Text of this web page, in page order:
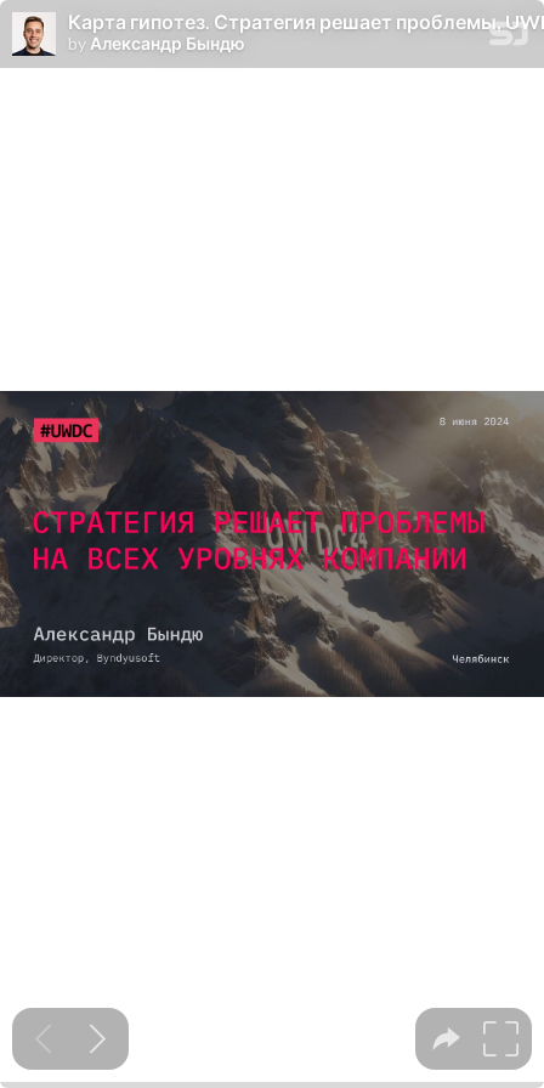
Карта гипотез. Стратегия решает проблемы,
by Александр Бындю